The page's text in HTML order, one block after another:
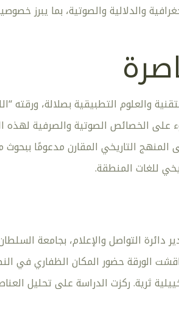
والدلالية والصوتية، بما يبرز
والعلوم التطبيقية بصلالة، ورقته
على الخصائص الصوتية والصرفية لهذه
المنهج التاريخي المقارن مدعومًا ببحوث
للغات المنطقة.
التواصل والإعلام، بجامعة
الورقة حضور المكان الظفاري في
ثرية. ركزت الدراسة على تحليل